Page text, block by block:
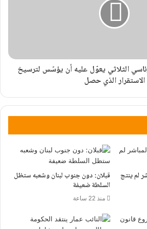
الثلاثي يعوّل عليه أن يؤسّس لترسيخ
الاستقرار الذي حصل
لم ينتج قبلان: دون جنوب لبنان وشعبه ستظل
السلطة ضعيفة
منذ 22 ساعة